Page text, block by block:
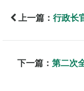
上一篇： 行政长
下一篇： 第二次